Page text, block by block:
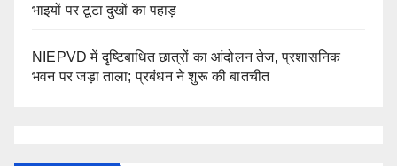
भाइयों पर टूटा दुखों का पहाड़
NIEPVD में दृष्टिबाधित छात्रों का आंदोलन तेज, प्रशासनिक
भवन पर जड़ा ताला; प्रबंधन ने शुरू की बातचीत